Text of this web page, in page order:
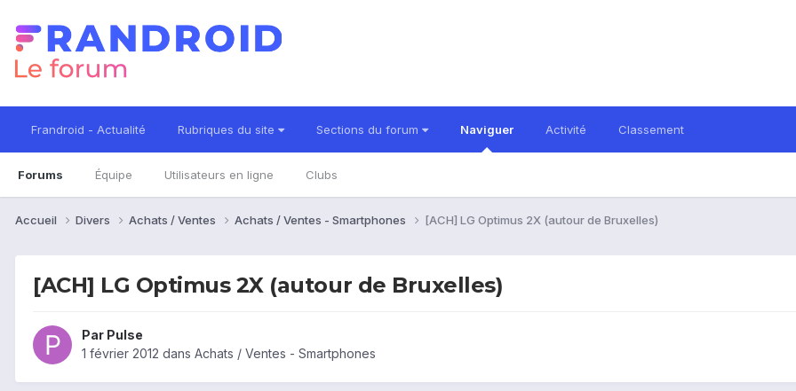
Frandroid - Actualité Rubriques du site Sections du forum Naviguer
Forums Équipe Utilisateurs en ligne Clubs
Activité Classement
Accueil Divers Achats / Ventes Achats / Ventes - Smartphones [ACH] LG Optimus 2X (autour de Bruxelles)
[ACH] LG Optimus 2X (autour de Bruxelles)
Par Pulse
1 février 2012 dans Achats / Ventes - Smartphones